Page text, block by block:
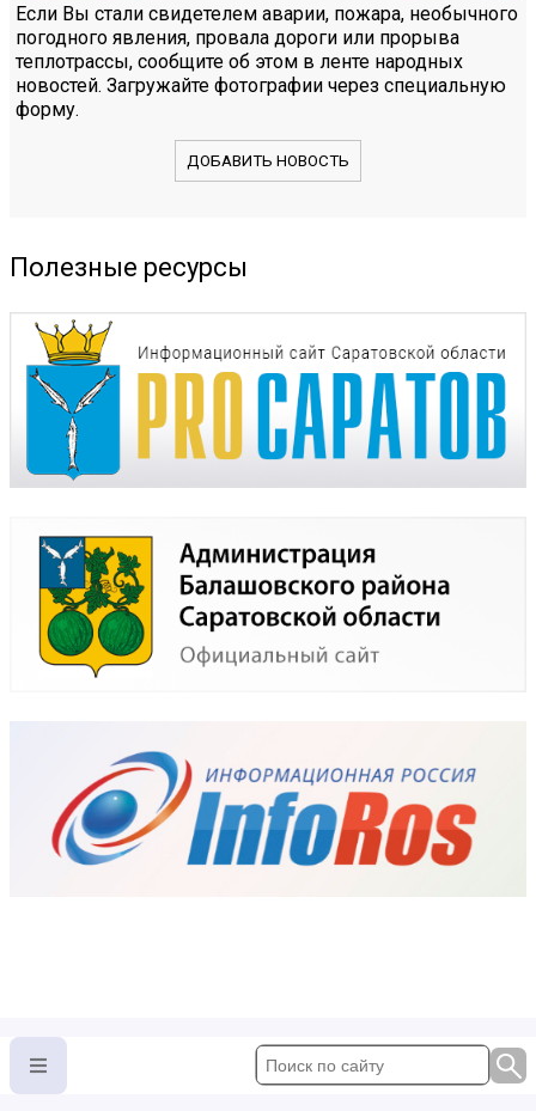
Если Вы стали свидетелем аварии, пожара, необычного
погодного явления, провала дороги или прорыва
теплотрассы, сообщите об этом в ленте народных
новостей. Загружайте фотографии через специальную
форму.
ДОБАВИТЬ НОВОСТЬ
Полезные ресурсы